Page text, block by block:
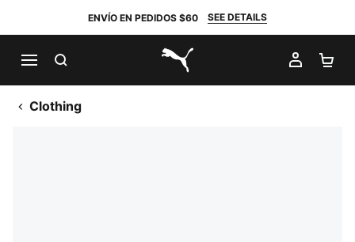
ENVÍO EN PEDIDOS $60 SEE DETAILS
PUMA.com
MI
Clothing